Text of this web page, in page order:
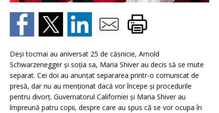
Deşi tocmai au aniversat 25 de căsnicie, Arnold
Schwarzenegger şi soţia sa, Maria Shiver au decis să se mute
separat. Cei doi au anunţat separarea printr-o comunicat de
presă, dar nu au menţionat dacă vor începe şi procedurile
pentru divorţ. Guvernatorul Californiei şi Maria Shiver au
împreună patru copii, despre care au spus că se vor ocupa în